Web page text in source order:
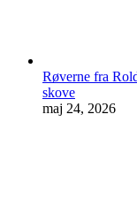
Røverne fra
skove
maj 24, 2026